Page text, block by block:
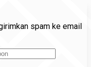
spam ke email